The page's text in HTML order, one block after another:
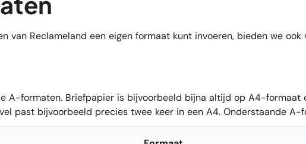
van Reclameland een eigen formaat kunt invoeren, bieden we
A-formaten. Briefpapier is bijvoorbeeld bijna altijd op A4-formaat
past bijvoorbeeld precies twee keer in een A4. Onderstaande